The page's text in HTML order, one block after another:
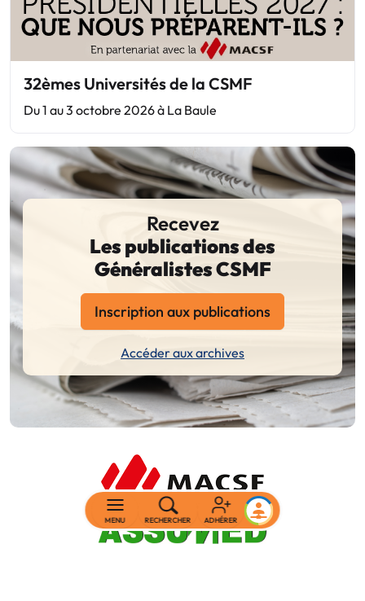
32èmes Universités de la CSMF
Du 1 au 3 octobre 2026 à La Baule
Recevez
Les publications des
Généralistes CSMF
Inscription aux publications
Accéder aux archives
MENU RECHERCHER ADHÉRER